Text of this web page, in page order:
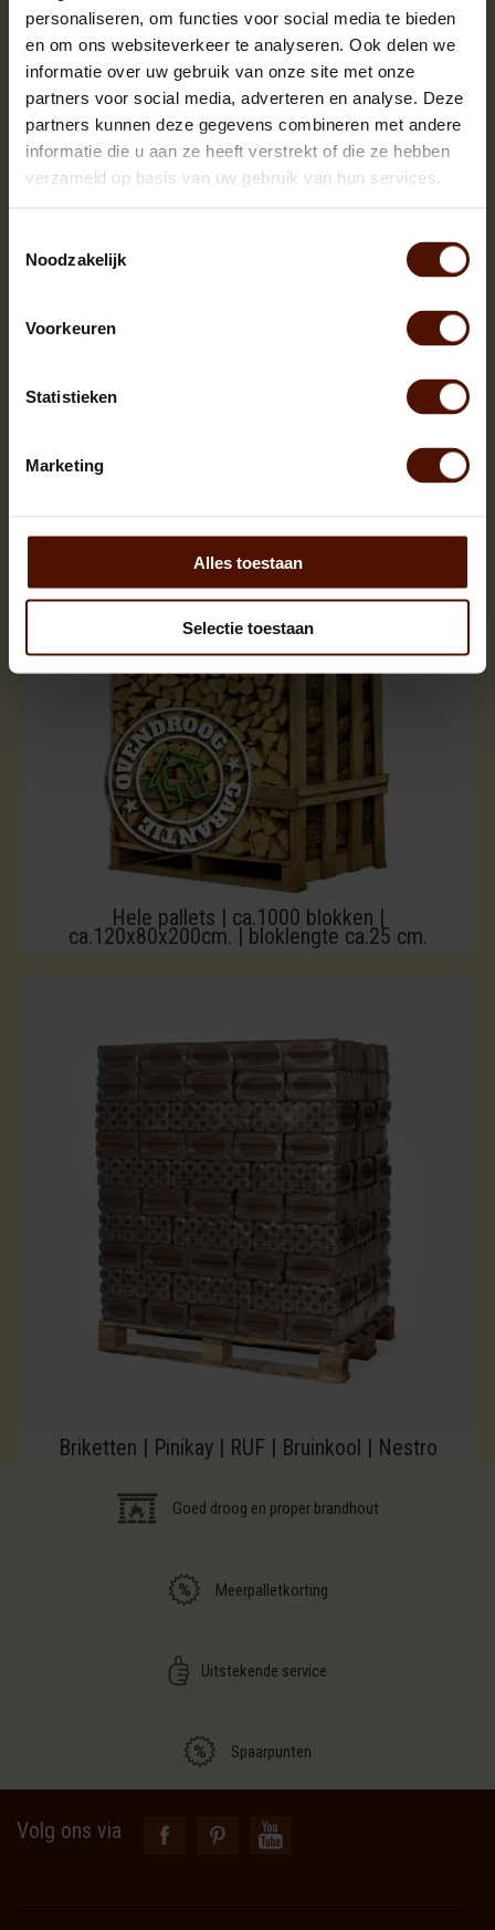
personaliseren, om functies voor social media te bieden
en om ons websiteverkeer te analyseren. Ook delen we
informatie over uw gebruik van onze site met onze
partners voor social media, adverteren en analyse. Deze
partners kunnen deze gegevens combineren met andere
informatie die u aan ze heeft verstrekt of die ze hebben
verzameld op basis van uw gebruik van hun services.
Noodzakelijk
Voorkeuren
Statistieken
Marketing
Alles toestaan
Selectie toestaan
Netzakken | 60 of 90 stuks | bloklengte ca.25 cm.
Hele pallets | ca.1000 blokken |
ca.120x80x200cm. | bloklengte ca.25 cm.
Briketten | Pinikay | RUF | Bruinkool | Nestro
Goed droog en proper brandhout
Meerpalletkorting
Uitstekende service
Spaarpunten
Volg ons via